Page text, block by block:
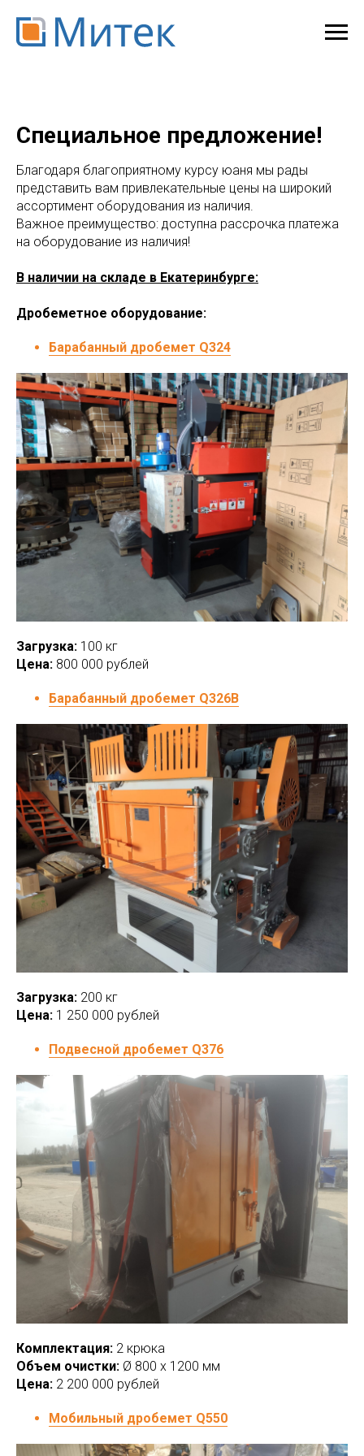
Специальное предложение!
Благодаря благоприятному курсу юаня мы рады
представить вам привлекательные цены на широкий
ассортимент оборудования из наличия.
Важное преимущество: доступна рассрочка платежа
на оборудование из наличия!
В наличии на складе в Екатеринбурге:
Дробеметное оборудование:
Барабанный дробемет Q324
Загрузка: 100 кг
Цена: 800 000 рублей
Барабанный дробемет Q326B
Загрузка: 200 кг
Цена: 1 250 000 рублей
Подвесной дробемет Q376
Комплектация: 2 крюка
Объем очистки: Ø 800 х 1200 мм
Цена: 2 200 000 рублей
Мобильный дробемет Q550